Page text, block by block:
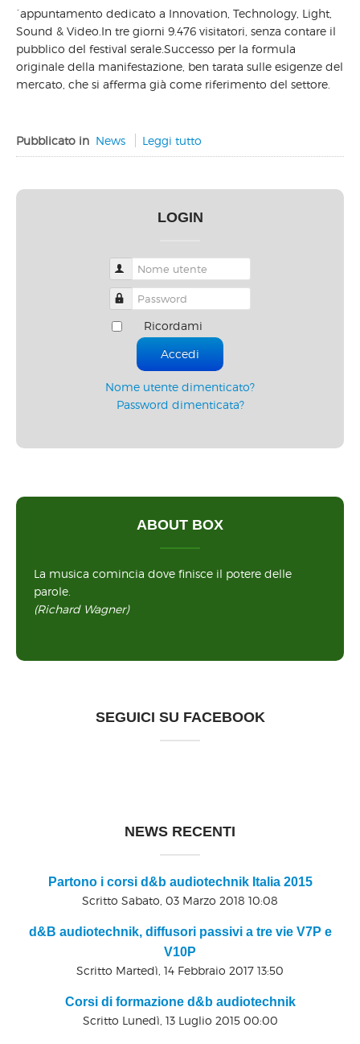
´appuntamento dedicato a Innovation, Technology, Light,
Sound & Video.In tre giorni 9.476 visitatori, senza contare il
pubblico del festival serale.Successo per la formula
originale della manifestazione, ben tarata sulle esigenze del
mercato, che si afferma già come riferimento del settore.
Pubblicato in News Leggi tutto
LOGIN
Nome utente
Password
Ricordami
Accedi
Nome utente dimenticato?
Password dimenticata?
ABOUT BOX
La musica comincia dove finisce il potere delle
parole.
(Richard Wagner)
SEGUICI SU FACEBOOK
NEWS RECENTI
Partono i corsi d&b audiotechnik Italia 2015
Scritto Sabato, 03 Marzo 2018 10:08
d&B audiotechnik, diffusori passivi a tre vie V7P e
V10P
Scritto Martedì, 14 Febbraio 2017 13:50
Corsi di formazione d&b audiotechnik
Scritto Lunedì, 13 Luglio 2015 00:00